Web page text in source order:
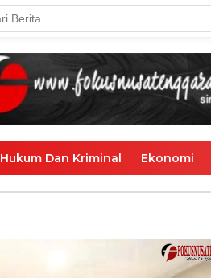
Hukum Dan Kriminal Ekonomi